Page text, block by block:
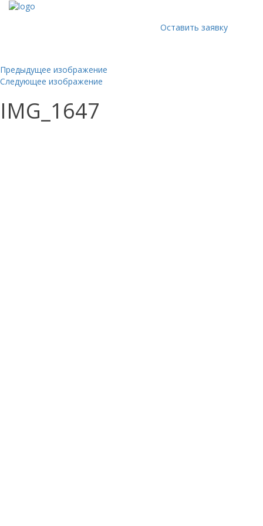
Оставить заявку
Предыдущее изображение
Следующее изображение
IMG_1647